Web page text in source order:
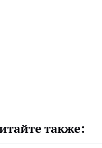
также: